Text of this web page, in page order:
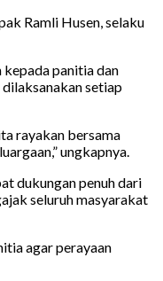
Ramli Husen, selaku
kepada panitia dan
setiap
rayakan bersama
ungkapnya.
dukungan penuh dari
seluruh masyarakat
agar perayaan